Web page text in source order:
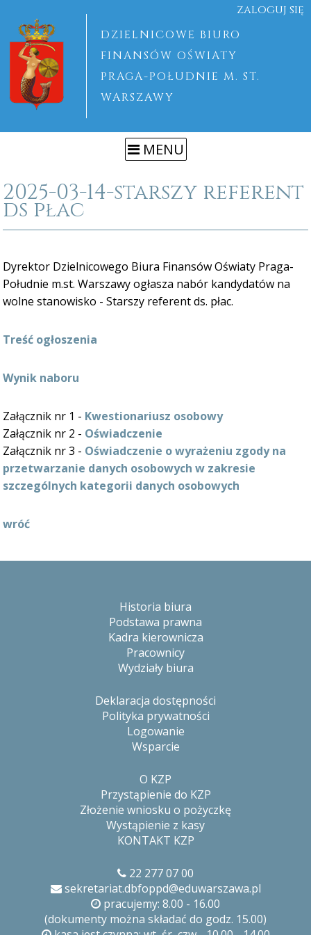
zaloguj się
DZIELNICOWE BIURO
FINANSÓW OŚWIATY
PRAGA-POŁUDNIE M. ST.
WARSZAWY
MENU
2025-03-14-starszy referent
ds płac
Dyrektor Dzielnicowego Biura Finansów Oświaty Praga-
Południe m.st. Warszawy ogłasza nabór kandydatów na
wolne stanowisko - Starszy referent ds. płac.
Treść ogłoszenia
Wynik naboru
Załącznik nr 1 - Kwestionariusz osobowy
Załącznik nr 2 - Oświadczenie
Załącznik nr 3 - Oświadczenie o wyrażeniu zgody na
przetwarzanie danych osobowych w zakresie
szczególnych kategorii danych osobowych
wróć
Historia biura
Podstawa prawna
Kadra kierownicza
Pracownicy
Wydziały biura
Deklaracja dostępności
Polityka prywatności
Logowanie
Wsparcie
O KZP
Przystąpienie do KZP
Złożenie wniosku o pożyczkę
Wystąpienie z kasy
KONTAKT KZP
22 277 07 00
sekretariat.dbfoppd@eduwarszawa.pl
pracujemy: 8.00 - 16.00
(dokumenty można składać do godz. 15.00)